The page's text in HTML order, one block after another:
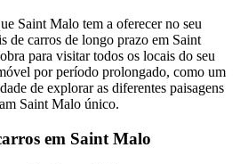
Saint Malo tem a oferecer no seu
de carros de longo prazo em Saint
para visitar todos os locais do seu
por período prolongado, como um
de explorar as diferentes paisagens
Saint Malo único.
em Saint Malo